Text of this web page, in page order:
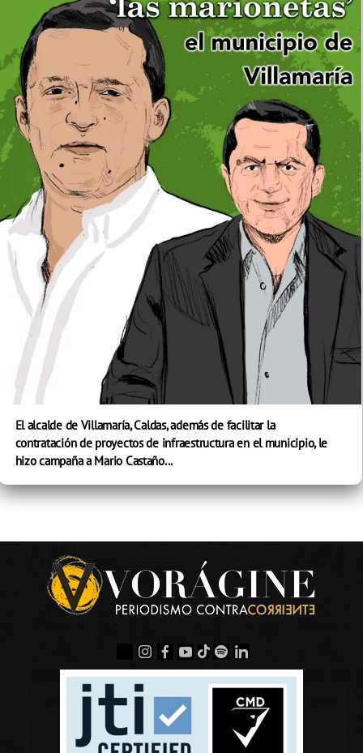
El alcalde de Villamaría, Caldas, además de facilitar la
contratación de proyectos de infraestructura en el municipio, le
hizo campaña a Mario Castaño...